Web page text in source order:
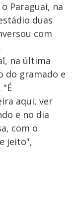
Paraguai, na
duas
com
na última
do gramado e
"É
aqui, ver
e no dia
com o
jeito",